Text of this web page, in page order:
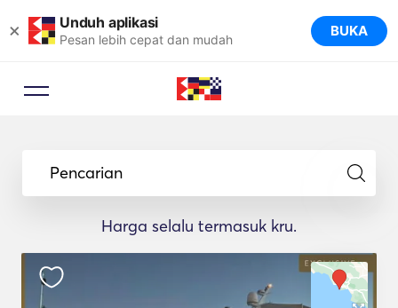
× Unduh aplikasi
Pesan lebih cepat dan mudah BUKA
Pencarian
Harga selalu termasuk kru.